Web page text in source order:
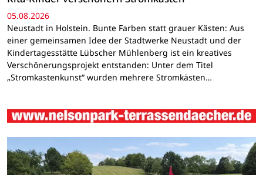
05.08.2026
Neustadt in Holstein. Bunte Farben statt grauer Kästen: Aus
einer gemeinsamen Idee der Stadtwerke Neustadt und der
Kindertagesstätte Lübscher Mühlenberg ist ein kreatives
Verschönerungsprojekt entstanden: Unter dem Titel
„Stromkastenkunst“ wurden mehrere Stromkästen…